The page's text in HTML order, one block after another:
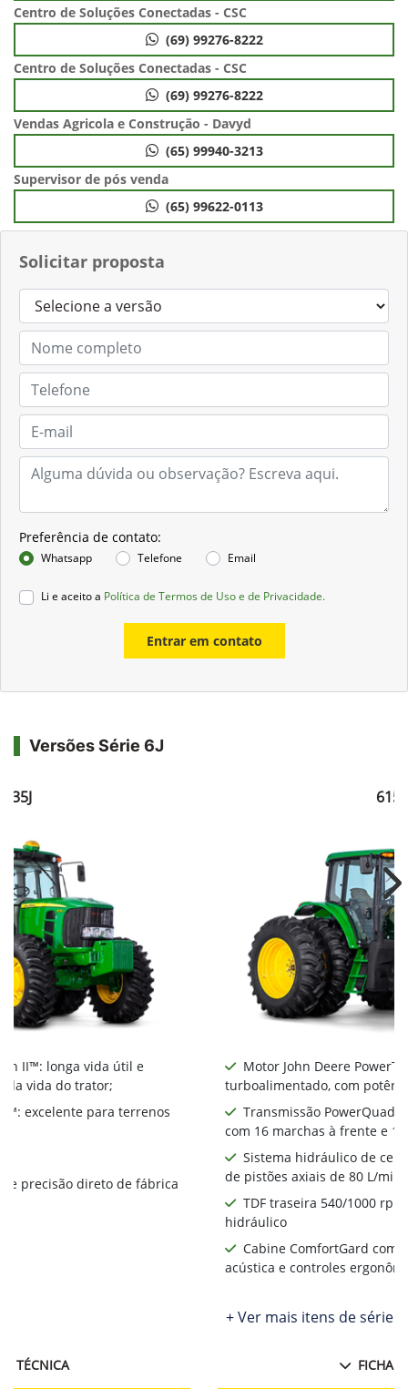
Solicitar proposta
Preferência de contato:
Whatsapp Telefone Email
Li e aceito a Política de Termos de Uso e de Privacidade.
Entrar em contato
Centro de Soluções Conectadas - CSC
(69) 99276-8222
Centro de Soluções Conectadas - CSC
(69) 99276-8222
Vendas Agricola e Construção - Davyd
(65) 99940-3213
Supervisor de pós venda
(65) 99622-0113
Versões Série 6J
II™: longa vida útil e
da vida do trator;
excelente para terrenos
precisão direto de fábrica
TÉCNICA
Motor John Deere
turboalimentado, com
Transmissão PowerQuad
com 16 marchas à frente e
Sistema hidráulico de
de pistões axiais de 80 L/min
TDF traseira 540/1000
hidráulico
Cabine ComfortGard com
acústica e controles
+ Ver mais itens de série
FICHA